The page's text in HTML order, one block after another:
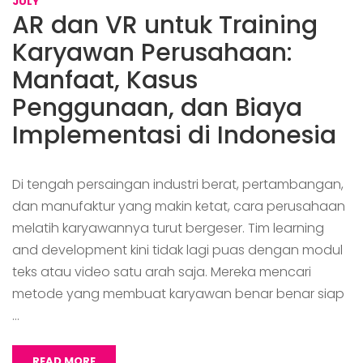
AR dan VR untuk Training
Karyawan Perusahaan:
Manfaat, Kasus
Penggunaan, dan Biaya
Implementasi di Indonesia
Di tengah persaingan industri berat, pertambangan,
dan manufaktur yang makin ketat, cara perusahaan
melatih karyawannya turut bergeser. Tim learning
and development kini tidak lagi puas dengan modul
teks atau video satu arah saja. Mereka mencari
metode yang membuat karyawan benar benar siap
…